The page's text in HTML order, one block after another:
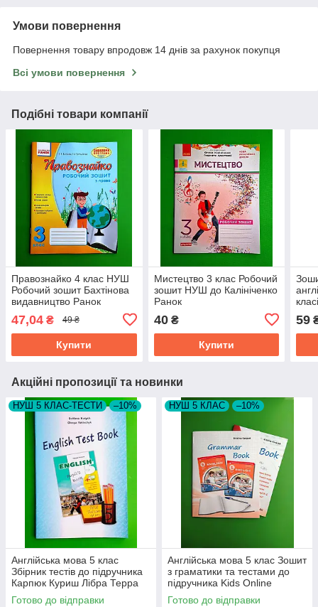
Умови повернення
Повернення товару впродовж 14 днів за рахунок покупця
Всі умови повернення
Подібні товари компанії
Правознайко 4 клас НУШ
Робочий зошит Бахтінова
видавництво Ранок
47,04 ₴ 49 ₴
Купити
Мистецтво 3 клас Робочий
зошит НУШ до Калініченко
Ранок
40₴
Купити
59
Акційні пропозиції та новинки
НУШ 5 КЛАС-ТЕСТИ –10%
Англійська мова 5 клас
Збірник тестів до підручника
Карпюк Куриш Лібра Терра
Готово до відправки
НУШ 5 КЛАС –10%
Англійська мова 5 клас Зошит
з граматики та тестами до
підручника Kids Online
Карпюк Лібра Терра
Готово до відправки